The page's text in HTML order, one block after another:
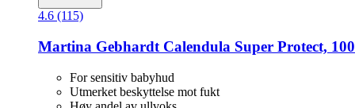
4.6 (115)
Martina Gebhardt Calendula Super Protect,
For sensitiv babyhud
Utmerket beskyttelse mot fukt